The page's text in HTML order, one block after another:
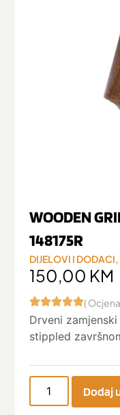
WOODEN
148175R
DIJELOVI I DODACI,
150,00 KM
(
Drveni
stippled
Dodaj